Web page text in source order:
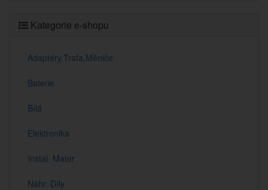
Kategorie e-shopu
Adaptéry,Trafa,Měniče
Baterie
Bílá
Elektronika
Instal. Mater
Náhr. Díly